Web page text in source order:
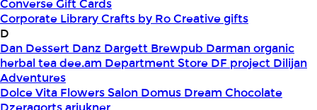
Converse Gift Cards
Corporate LibraryCrafts by RoCreative gifts
D
Dan Dessert Danz Dargett Brewpub Darman organic
herbal teadee.am Department Store DF project Dilijan
Adventures
Dolce Vita Flowers Salon Domus Dream Chocolate